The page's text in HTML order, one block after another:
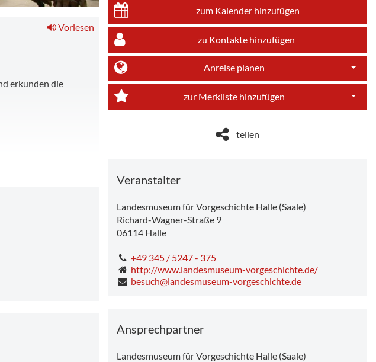
Vorlesen
erkunden die
reguläre
zum Kalender hinzufügen
zu Kontakte hinzufügen
Anreise planen
zur Merkliste hinzufügen
teilen
Veranstalter
Landesmuseum für Vorgeschichte Halle (Saale)
Richard-Wagner-Straße 9
06114 Halle
+49 345 / 5247 - 375
http://www.landesmuseum-vorgeschichte.de/
besuch@landesmuseum-vorgeschichte.de
Ansprechpartner
Landesmuseum für Vorgeschichte Halle (Saale)